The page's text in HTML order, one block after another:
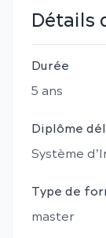
Détails
Durée
5 ans
Diplôme
Système
Type de
master